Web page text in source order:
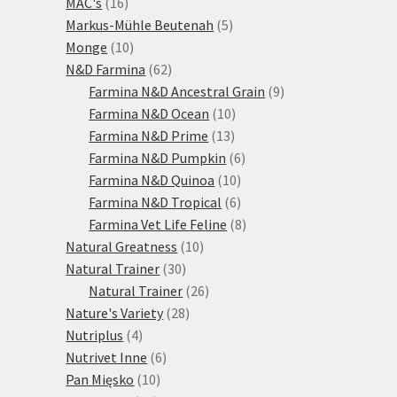
produktů
Markus-Mühle Beutenah 55
Monge 1010
produktů
N&D Farmina 6262
produktů
Farmina N&D Ancestral Grain 99
Farmina N&D Ocean 1010
produktů
Farmina N&D Prime 1313
produktů
Farmina N&D Pumpkin 66
Farmina N&D Quinoa 1010
produktů
Farmina N&D Tropical 66
produktů
Farmina Vet Life Feline 88
Natural Greatness 1010
Natural Trainer 3030
produktů
Natural Trainer 2626
Nature's Variety 2828
Nutriplus 44
produkty
Nutrivet Inne 66
Pan Mięsko 1010